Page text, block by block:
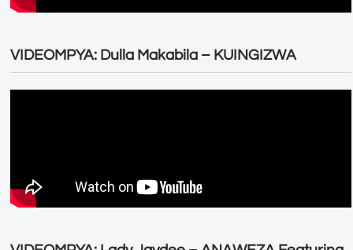
VIDEOMPYA: Dulla Makabila – KUINGIZWA